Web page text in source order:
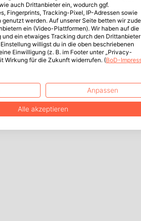
auch Drittanbieter ein, wodurch ggf.
Fingerprints, Tracking-Pixel, IP-Adressen sowie
werden. Auf unserer Seite betten wir
ein (Video-Plattformen). Wir haben auf die
ein etwaiges Tracking durch den Drittanbieter
willigst du in die oben beschriebenen
Einwilligung (z. B. im Footer unter „Privacy-
Wirkung für die Zukunft widerrufen. (BoD-
Anpassen
Alle akzeptieren